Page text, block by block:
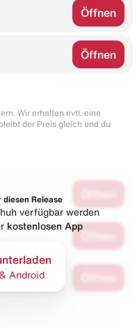
Öffnen
Öffnen
Wir erhalten evtl. eine
der Preis gleich und du
Release
verfügbar werden
kostenlosen App
Android